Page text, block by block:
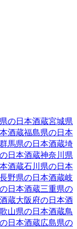
の日本酒蔵宮城県
酒蔵福島県の日本
群馬県の日本酒蔵埼
の日本酒蔵神奈川県
酒蔵石川県の日本
長野県の日本酒蔵岐
の日本酒蔵三重県の
蔵大阪府の日本酒
山県の日本酒蔵鳥
の日本酒蔵広島県の